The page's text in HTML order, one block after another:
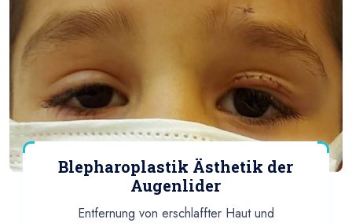
Blepharoplastik Ästhetik der
Augenlider
Entfernung von erschlaffter Haut und